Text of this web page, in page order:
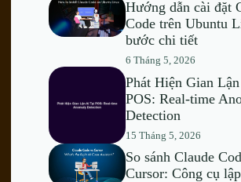
Hướng dẫn cài đặt
Code trên Ubuntu
bước chi tiết
6 Tháng 5, 2026
Phát Hiện Gian
POS: Real-time
Detection
15 Tháng 5, 2026
So sánh Claude
Cursor: Công cụ